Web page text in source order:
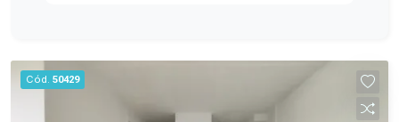
dormitório principal, proporcionando mais
organização e elegância. O banheiro possui box
de vidro, e o quarto principal conta com ar-
Cód. 50429